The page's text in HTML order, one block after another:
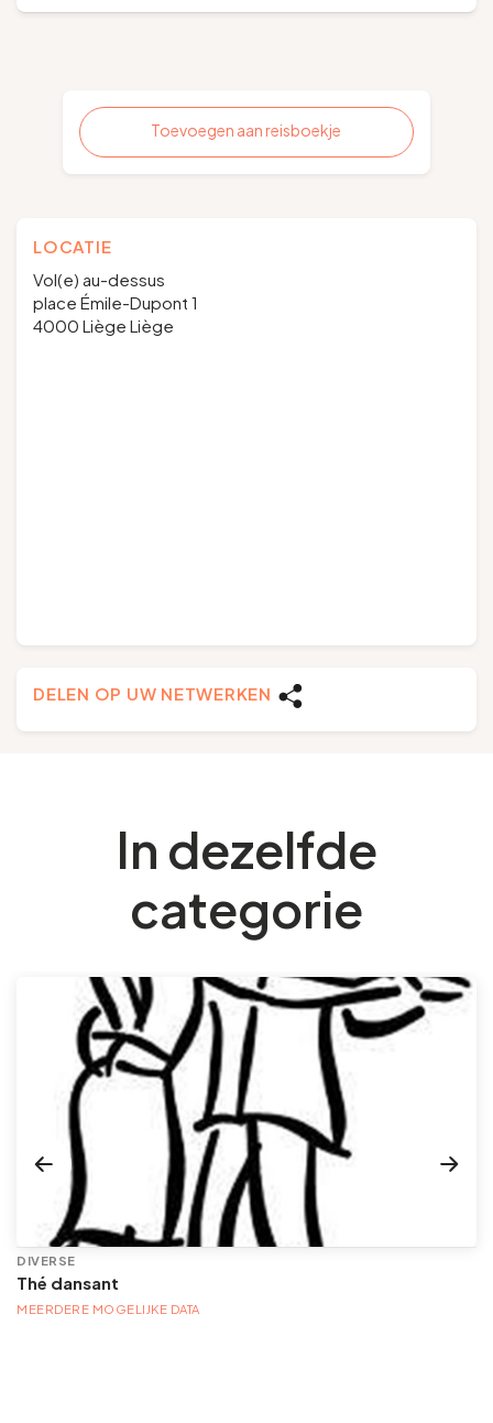
Toevoegen aan reisboekje
LOCATIE
Vol(e) au-dessus
place Émile-Dupont 1
4000 Liège Liège
DELEN OP UW NETWERKEN
In dezelfde
categorie
DIVERSE
Thé dansant
MEERDERE MOGELIJKE DATA